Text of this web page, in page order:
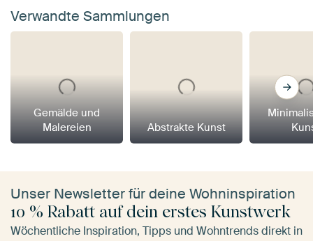
Verwandte Sammlungen
Gemälde und
Malereien
Abstrakte Kunst
Unser Newsletter für deine Wohninspiration
10 % Rabatt auf dein erstes Kunstwerk
Wöchentliche Inspiration, Tipps und Wohntrends direkt in